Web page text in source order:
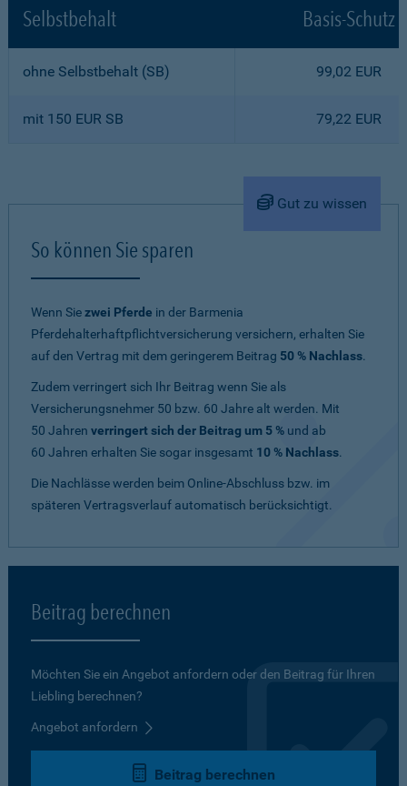
Selbstbehalt Basis-Schutz
ohne Selbstbehalt (SB) 99,02 EUR
mit 150 EUR SB 79,22 EUR
Gut zu wissen
So können Sie sparen
Wenn Siezwei Pferde in der Barmenia
Pferdehalterhaftpflichtversicherung versichern, erhalten Sie
auf den Vertrag mit dem geringerem Beitrag 50 % Nachlass.
Zudem verringert sich Ihr Beitrag wenn Sie als
Versicherungsnehmer 50 bzw. 60 Jahre alt werden. Mit
50 Jahren verringert sich der Beitrag um 5 % und ab
60 Jahren erhalten Sie sogar insgesamt 10 % Nachlass.
Die Nachlässe werden beim Online-Abschluss bzw. im
späteren Vertragsverlauf automatisch berücksichtigt.
Beitrag berechnen
Möchten Sie ein Angebot anfordern oder den Beitrag für Ihren
Liebling berechnen?
Angebot anfordern
Beitrag berechnen